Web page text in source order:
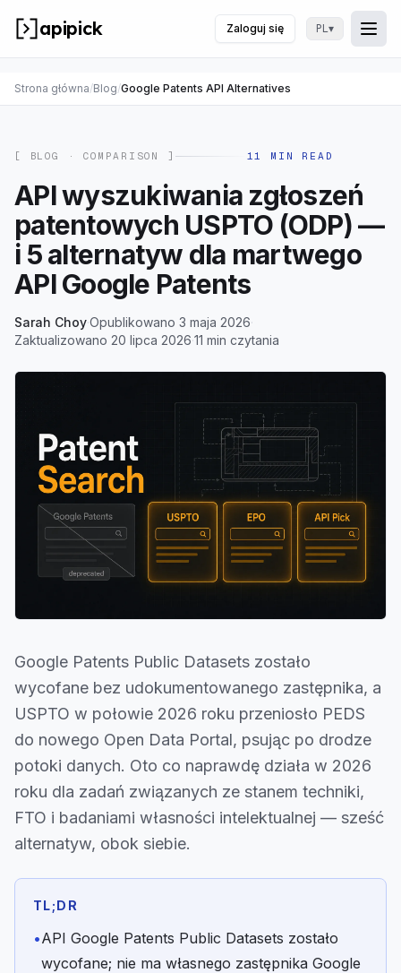
apipick Zaloguj się PL▾
Strona główna/Blog/Google Patents API Alternatives
[ BLOG ·COMPARISON ] 11 MIN READ
API wyszukiwania zgłoszeń
patentowych USPTO (ODP) —
i 5 alternatyw dla martwego
API Google Patents
Sarah Choy·Opublikowano 3 maja 2026·
Zaktualizowano 20 lipca 2026·11 min czytania
Google Patents Public Datasets zostało
wycofane bez udokumentowanego zastępnika, a
USPTO w połowie 2026 roku przeniosło PEDS
do nowego Open Data Portal, psując po drodze
potoki danych. Oto co naprawdę działa w 2026
roku dla zadań związanych ze stanem techniki,
FTO i badaniami własności intelektualnej — sześć
alternatyw, obok siebie.
TL;DR
•API Google Patents Public Datasets zostało
wycofane; nie ma własnego zastępnika Google